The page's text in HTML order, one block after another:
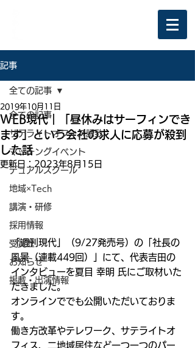
記事
全ての記事
サテライトオフィス誘致
マッチングイベント
デュアルスクール
地域×Tech
講演・研修
採用情報
受賞歴
お知らせ
掲載・出演情報
全ての記事
WEB現代｜「昼休みはサーフィンでき
ます」という会社の求人に応募が殺到
した話
2019年10月11日
更新日： 2023年8月15日
「週刊現代」（9/27発売号）の「社長の
風景（連載449回）」にて、代表吉田の
インタビューを夏目 幸明 氏にご取材いた
だきました。
オンラインででも公開いただいておりま
す。
働き方改革やテレワーク、サテライトオ
フィス、二地域居住など一つ一つのパー